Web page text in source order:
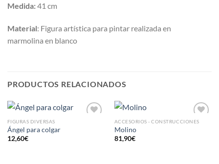
Medida:41 cm
Material: Figura artística para pintar realizada en
marmolina en blanco
PRODUCTOS RELACIONADOS
FIGURAS DIVERSAS
Ángel para colgar
12,60€
AÑADIR
ACCESORIOS - CONSTRUCCIONES
Molino
81,90€